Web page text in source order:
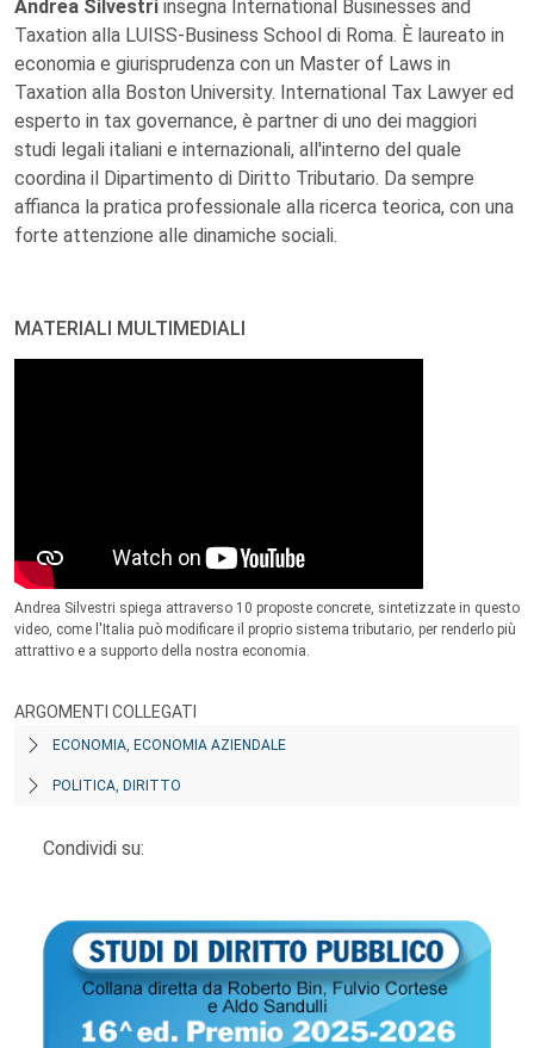
Andrea Silvestri insegna International Businesses and
Taxation alla LUISS-Business School di Roma. È laureato in
economia e giurisprudenza con un Master of Laws in
Taxation alla Boston University. International Tax Lawyer ed
esperto in tax governance, è partner di uno dei maggiori
studi legali italiani e internazionali, all'interno del quale
coordina il Dipartimento di Diritto Tributario. Da sempre
affianca la pratica professionale alla ricerca teorica, con una
forte attenzione alle dinamiche sociali.
MATERIALI MULTIMEDIALI
Andrea Silvestri spiega attraverso 10 proposte concrete, sintetizzate in questo
video, come l'Italia può modificare il proprio sistema tributario, per renderlo più
attrattivo e a supporto della nostra economia.
ARGOMENTI COLLEGATI
ECONOMIA, ECONOMIA AZIENDALE
POLITICA, DIRITTO
Condividi su: